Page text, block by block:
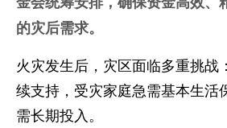
的灾后需求。
火灾发生后，灾区面临多重挑战
续支持，受灾家庭急需基本生活
需长期投入。